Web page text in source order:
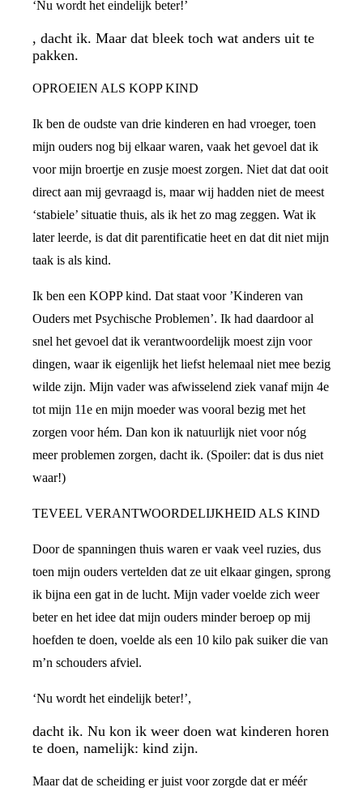
‘Nu wordt het eindelijk beter!’
, dacht ik. Maar dat bleek toch wat anders uit te
pakken.
OPROEIEN ALS KOPP KIND
Ik ben de oudste van drie kinderen en had vroeger, toen
mijn ouders nog bij elkaar waren, vaak het gevoel dat ik
voor mijn broertje en zusje moest zorgen. Niet dat dat ooit
direct aan mij gevraagd is, maar wij hadden niet de meest
‘stabiele’ situatie thuis, als ik het zo mag zeggen. Wat ik
later leerde, is dat dit parentificatie heet en dat dit niet mijn
taak is als kind.
Ik ben een KOPP kind. Dat staat voor ’Kinderen van
Ouders met Psychische Problemen’. Ik had daardoor al
snel het gevoel dat ik verantwoordelijk moest zijn voor
dingen, waar ik eigenlijk het liefst helemaal niet mee bezig
wilde zijn. Mijn vader was afwisselend ziek vanaf mijn 4e
tot mijn 11e en mijn moeder was vooral bezig met het
zorgen voor hém. Dan kon ik natuurlijk niet voor nóg
meer problemen zorgen, dacht ik. (Spoiler: dat is dus niet
waar!)
TEVEEL VERANTWOORDELIJKHEID ALS KIND
Door de spanningen thuis waren er vaak veel ruzies, dus
toen mijn ouders vertelden dat ze uit elkaar gingen, sprong
ik bijna een gat in de lucht. Mijn vader voelde zich weer
beter en het idee dat mijn ouders minder beroep op mij
hoefden te doen, voelde als een 10 kilo pak suiker die van
m’n schouders afviel.
‘Nu wordt het eindelijk beter!’,
dacht ik. Nu kon ik weer doen wat kinderen horen
te doen, namelijk: kind zijn.
Maar dat de scheiding er juist voor zorgde dat er méér